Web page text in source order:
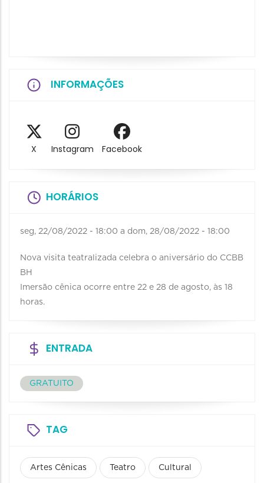
INFORMAÇÕES
X Instagram Facebook
HORÁRIOS
seg, 22/08/2022 - 18:00 a dom, 28/08/2022 - 18:00
Nova visita teatralizada celebra o aniversário do CCBB
BH
Imersão cênica ocorre entre 22 e 28 de agosto, às 18
horas.
ENTRADA
GRATUITO
TAG
Artes Cênicas Teatro Cultural